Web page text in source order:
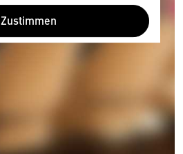
Zustimmen